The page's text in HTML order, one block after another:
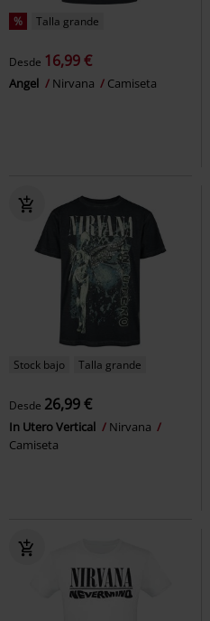
% Talla grande
Desde 16,99 €
Angel Nirvana Camiseta
Stock bajo Talla grande
Desde 26,99 €
In Utero Vertical
Nirvana
Camiseta